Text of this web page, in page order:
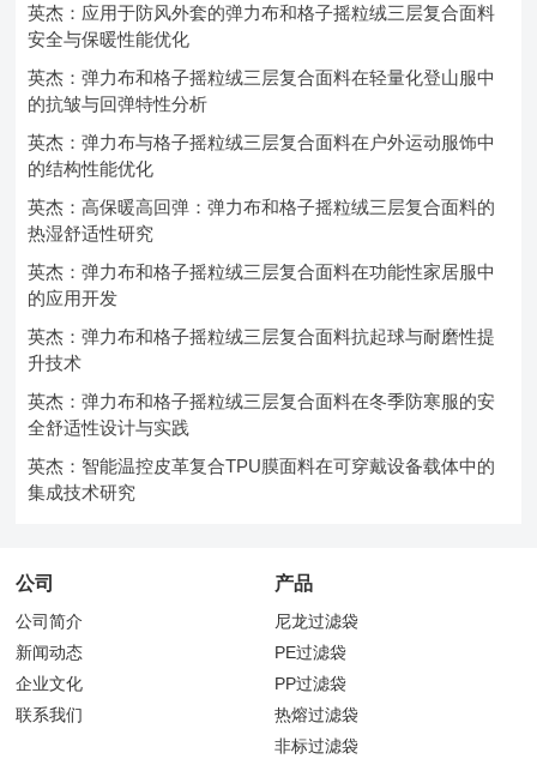
英杰：应用于防风外套的弹力布和格子摇粒绒三层复合面料
安全与保暖性能优化
英杰：弹力布和格子摇粒绒三层复合面料在轻量化登山服中
的抗皱与回弹特性分析
英杰：弹力布与格子摇粒绒三层复合面料在户外运动服饰中
的结构性能优化
英杰：高保暖高回弹：弹力布和格子摇粒绒三层复合面料的
热湿舒适性研究
英杰：弹力布和格子摇粒绒三层复合面料在功能性家居服中
的应用开发
英杰：弹力布和格子摇粒绒三层复合面料抗起球与耐磨性提
升技术
英杰：弹力布和格子摇粒绒三层复合面料在冬季防寒服的安
全舒适性设计与实践
英杰：智能温控皮革复合TPU膜面料在可穿戴设备载体中的
集成技术研究
公司
公司简介
新闻动态
企业文化
联系我们
产品
尼龙过滤袋
PE过滤袋
PP过滤袋
热熔过滤袋
非标过滤袋